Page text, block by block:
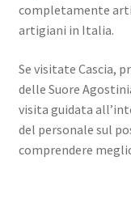
completamente
artigiani in Italia.
Se visitate Cascia,
delle Suore
visita guidata
del personale sul
comprendere